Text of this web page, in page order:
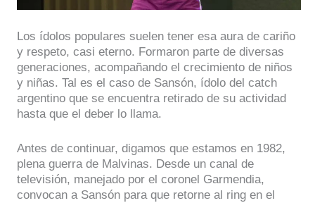
Los ídolos populares suelen tener esa aura de cariño
y respeto, casi eterno. Formaron parte de diversas
generaciones, acompañando el crecimiento de niños
y niñas. Tal es el caso de Sansón, ídolo del catch
argentino que se encuentra retirado de su actividad
hasta que el deber lo llama.
Antes de continuar, digamos que estamos en 1982,
plena guerra de Malvinas. Desde un canal de
televisión, manejado por el coronel Garmendia,
convocan a Sansón para que retorne al ring en el